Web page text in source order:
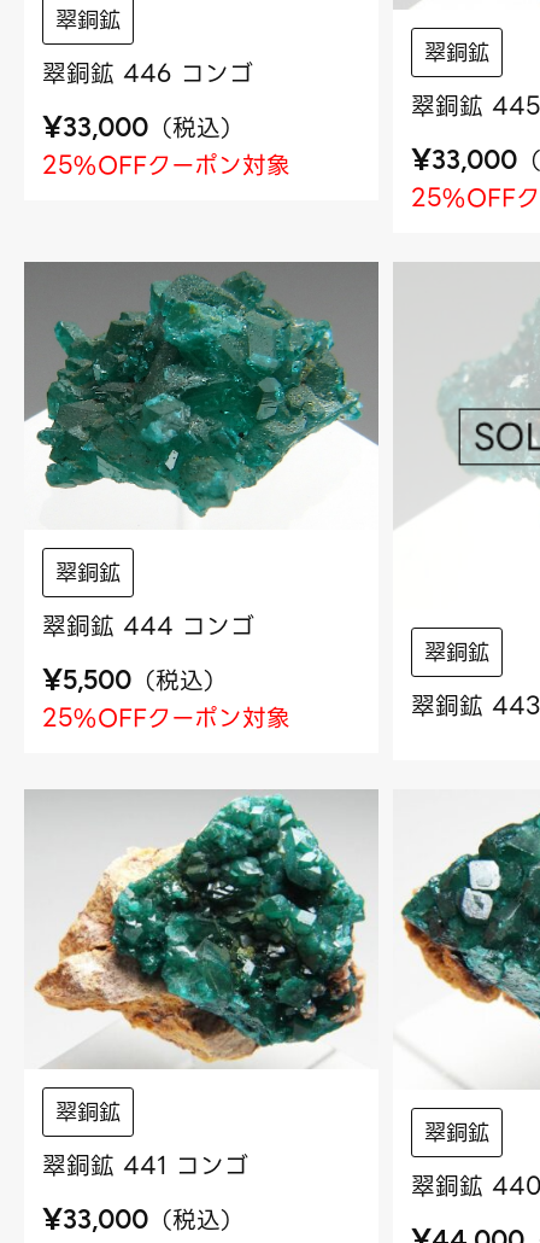
翠銅鉱
翠銅鉱 446 コンゴ
¥33,000 （税込）
25%OFFクーポン対象
翠銅鉱
翠銅鉱
¥33,000 （
25%OFF
翠銅鉱
翠銅鉱 444 コンゴ
¥5,500 （税込）
25%OFFクーポン対象
翠銅鉱
翠銅鉱
翠銅鉱
翠銅鉱 441 コンゴ
¥33,000 （税込）
翠銅鉱
翠銅鉱